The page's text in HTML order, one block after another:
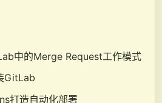
中的Merge Request工作模式
GitLab
打造自动化部署